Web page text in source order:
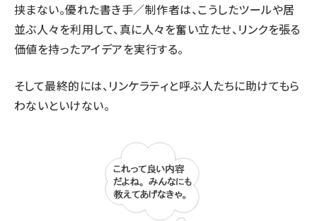
挟まない。優れた書き手／制作者は、こうしたツールや居
並ぶ人々を利用して、真に人々を奮い立たせ、リンクを張る
価値を持ったアイデアを実行する。
そして最終的には、リンケラティと呼ぶ人たちに助けてもら
わないといけない。